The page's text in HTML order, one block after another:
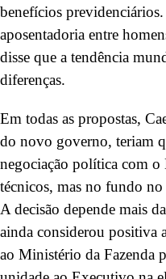
benefícios
aposentadoria entre
disse que a tendência
diferenças.
Em todas as propostas,
do novo governo, teriam
negociação política com o
técnicos, mas no fundo
A decisão depende mais
ainda considerou positiva
ao Ministério da Fazenda